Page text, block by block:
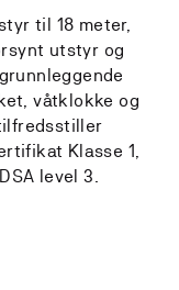
til 18 meter,
utstyr og
våtklokke og
Klasse 1,
level 3.